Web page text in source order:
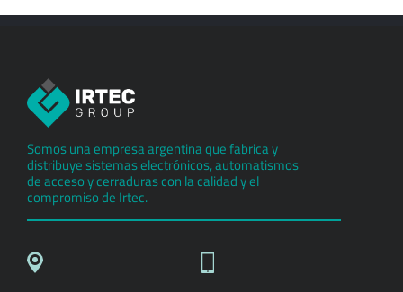
Somos una empresa argentina que fabrica y
distribuye sistemas electrónicos, automatismos
de acceso y cerraduras con la calidad y el
compromiso de Irtec.